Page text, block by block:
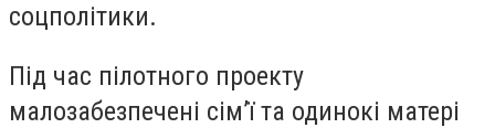
соцполітики.
Під час пілотного проекту
малозабезпечені сім’ї та одинокі матері